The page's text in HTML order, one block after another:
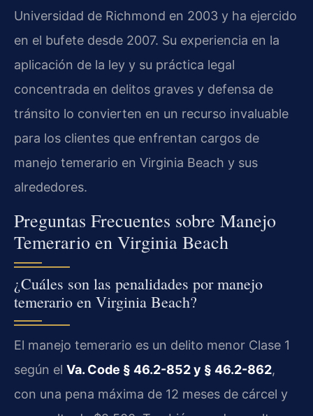
Universidad de Richmond en 2003 y ha ejercido
en el bufete desde 2007. Su experiencia en la
aplicación de la ley y su práctica legal
concentrada en delitos graves y defensa de
tránsito lo convierten en un recurso invaluable
para los clientes que enfrentan cargos de
manejo temerario en Virginia Beach y sus
alrededores.
Preguntas Frecuentes sobre Manejo
Temerario en Virginia Beach
¿Cuáles son las penalidades por manejo
temerario en Virginia Beach?
El manejo temerario es un delito menor Clase 1
según el Va. Code § 46.2-852 y § 46.2-862,
con una pena máxima de 12 meses de cárcel y